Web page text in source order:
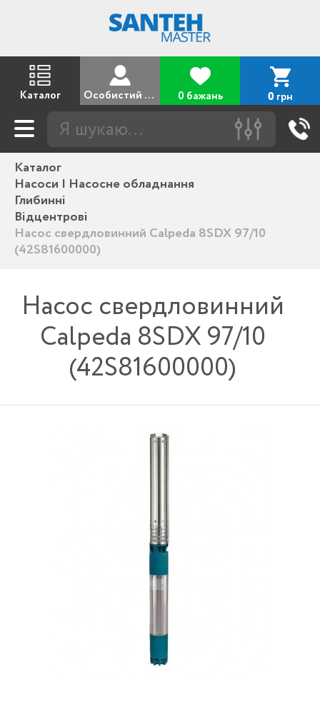
Каталог Особистий кабінет 0 бажань 0 грн
Каталог
Насоси | Насосне обладнання
Глибинні
Відцентрові
Насос свердловинний Calpeda 8SDX 97/10
(42S81600000)
Насос свердловинний
Calpeda 8SDX 97/10
(42S81600000)